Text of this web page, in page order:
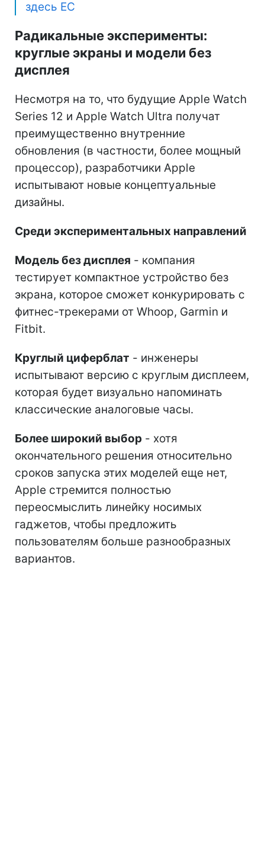
здесь ЕС
Радикальные эксперименты:
круглые экраны и модели без
дисплея
Несмотря на то, что будущие Apple Watch
Series 12 и Apple Watch Ultra получат
преимущественно внутренние
обновления (в частности, более мощный
процессор), разработчики Apple
испытывают новые концептуальные
дизайны.
Среди экспериментальных направлений
Модель без дисплея - компания
тестирует компактное устройство без
экрана, которое сможет конкурировать с
фитнес-трекерами от Whoop, Garmin и
Fitbit.
Круглый циферблат - инженеры
испытывают версию с круглым дисплеем,
которая будет визуально напоминать
классические аналоговые часы.
Более широкий выбор - хотя
окончательного решения относительно
сроков запуска этих моделей еще нет,
Apple стремится полностью
переосмыслить линейку носимых
гаджетов, чтобы предложить
пользователям больше разнообразных
вариантов.